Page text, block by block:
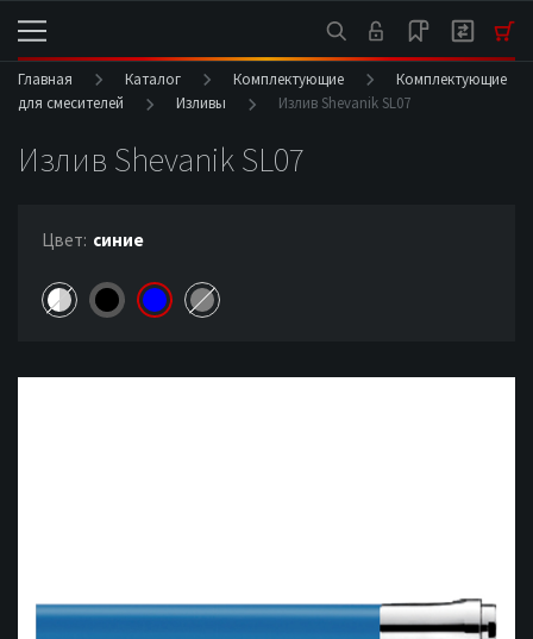
Главная Каталог Комплектующие
Комплектующие
для смесителей
Изливы Излив Shevanik SL07
Излив Shevanik SL07
Цвет: синие